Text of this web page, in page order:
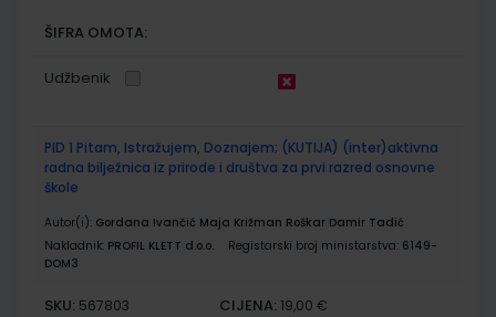
ŠIFRA OMOTA:
Udžbenik
PID 1 Pitam, Istražujem, Doznajem; (KUTIJA) (inter)aktivna
radna bilježnica iz prirode i društva za prvi razred osnovne
škole
Autor(i): Gordana Ivančić Maja Križman Roškar Damir Tadić
Nakladnik: PROFIL KLETT d.o.o. Registarski broj ministarstva: 6149-
DOM3
SKU: 567803 CIJENA: 19,00 €